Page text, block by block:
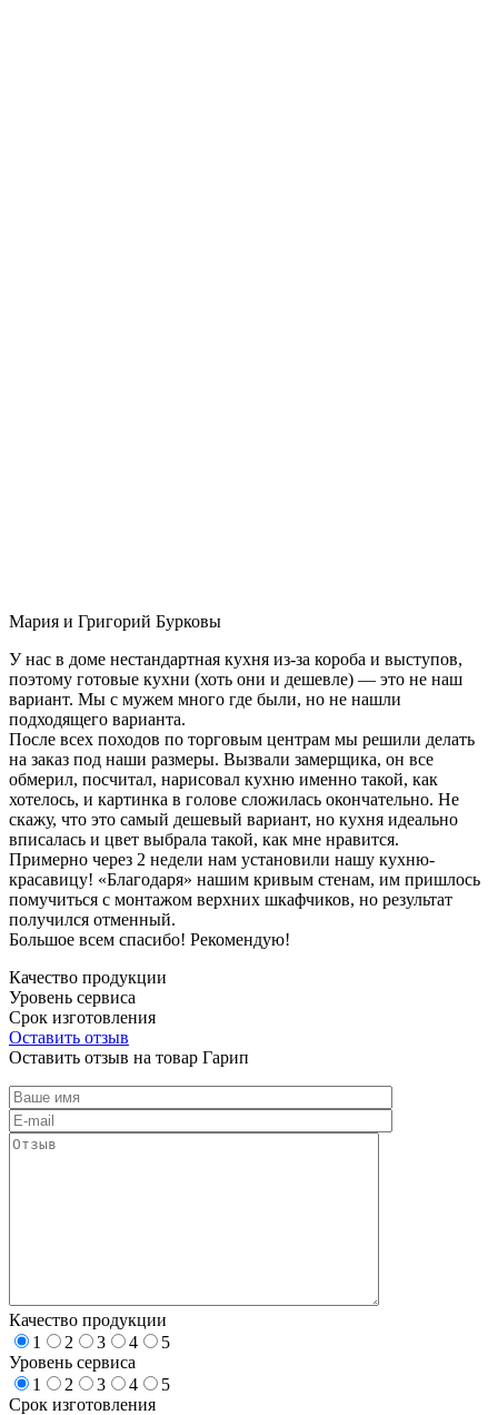
Мария и Григорий Бурковы
У нас в доме нестандартная кухня из-за короба и выступов,
поэтому готовые кухни (хоть они и дешевле) — это не наш
вариант. Мы с мужем много где были, но не нашли
подходящего варианта.
После всех походов по торговым центрам мы решили делать
на заказ под наши размеры. Вызвали замерщика, он все
обмерил, посчитал, нарисовал кухню именно такой, как
хотелось, и картинка в голове сложилась окончательно. Не
скажу, что это самый дешевый вариант, но кухня идеально
вписалась и цвет выбрала такой, как мне нравится.
Примерно через 2 недели нам установили нашу кухню-
красавицу! «Благодаря» нашим кривым стенам, им пришлось
помучиться с монтажом верхних шкафчиков, но результат
получился отменный.
Большое всем спасибо! Рекомендую!
Качество продукции
Уровень сервиса
Срок изготовления
Оставить отзыв
Оставить отзыв на товар Гарип
Качество продукции
1
2 3 4
5
Уровень сервиса
1
2 3 4
5
Срок изготовления